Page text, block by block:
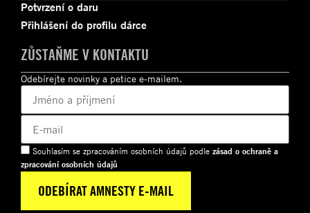
Potvrzení o daru
Přihlášení do profilu dárce
ZŮSTAŇME V KONTAKTU
Odebírejte novinky a petice e-mailem.
Souhlasím se zpracováním osobních údajů podle zásad o ochraně a
zpracování osobních údajů